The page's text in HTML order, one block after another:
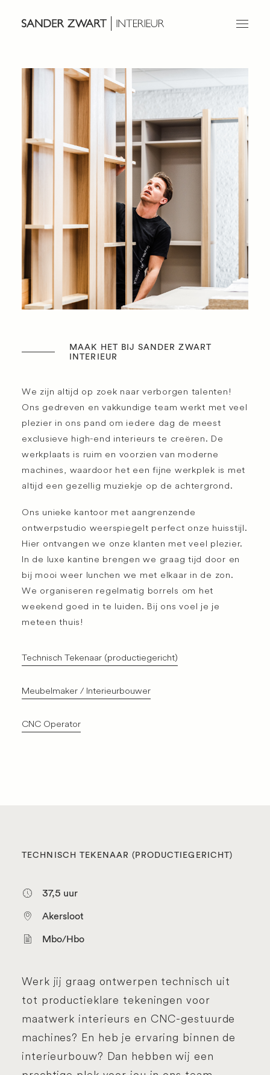
Home
Projecten
Over ons
Werken bij
Contact
MAAK HET BIJ SANDER ZWART
INTERIEUR
We zijn altijd op zoek naar verborgen talenten!
Ons gedreven en vakkundige team werkt met veel
plezier in ons pand om iedere dag de meest
exclusieve high-end interieurs te creëren. De
werkplaats is ruim en voorzien van moderne
machines, waardoor het een fijne werkplek is met
altijd een gezellig muziekje op de achtergrond.
Ons unieke kantoor met aangrenzende
ontwerpstudio weerspiegelt perfect onze huisstijl.
Hier ontvangen we onze klanten met veel plezier.
In de luxe kantine brengen we graag tijd door en
bij mooi weer lunchen we met elkaar in de zon.
We organiseren regelmatig borrels om het
weekend goed in te luiden. Bij ons voel je je
meteen thuis!
Technisch Tekenaar (productiegericht)
Meubelmaker / Interieurbouwer
CNC Operator
TECHNISCH TEKENAAR (PRODUCTIEGERICHT)
37,5 uur
Akersloot
Mbo/Hbo
Werk jij graag ontwerpen technisch uit
tot productieklare tekeningen voor
maatwerk interieurs en CNC-gestuurde
machines? En heb je ervaring binnen de
interieurbouw? Dan hebben wij een